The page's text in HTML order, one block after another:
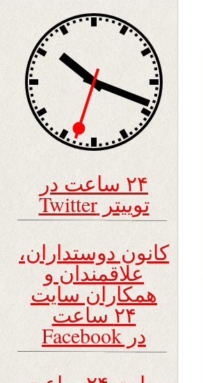
۲۴ ساعت در
توییتر Twitter
کانون دوستداران،
علاقمندان و
همکاران سایت
۲۴ ساعت
در Facebook